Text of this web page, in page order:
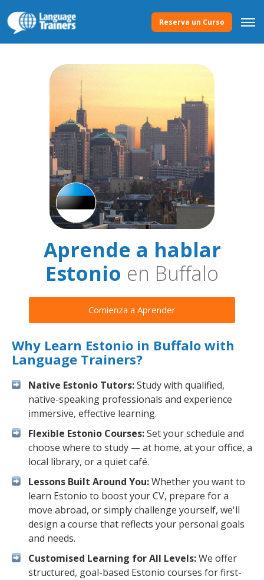
Reserva un Curso
Aprende a hablar
Estonio en Buffalo
Comienza a Aprender
Why Learn Estonio in Buffalo with
Language Trainers?
Native Estonio Tutors:Study with qualified,
native-speaking professionals and experience
immersive, effective learning.
Flexible Estonio Courses:Set your schedule and
choose where to study — at home, at your office, a
local library, or a quiet café.
Lessons Built Around You:Whether you want to
learn Estonio to boost your CV, prepare for a
move abroad, or simply challenge yourself, we'll
design a course that reflects your personal goals
and needs.
Customised Learning for All Levels:We offer
structured, goal-based Estonio courses for first-